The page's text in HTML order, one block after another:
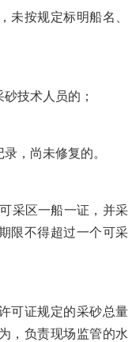
按规定标明船名、
技术人员的；
，尚未修复的。
采区一船一证，并采
限不得超过一个可采
证规定的采砂总量
，负责现场监管的水